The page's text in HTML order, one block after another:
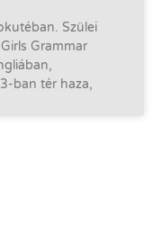
Szülei
Grammar
ban tér haza,